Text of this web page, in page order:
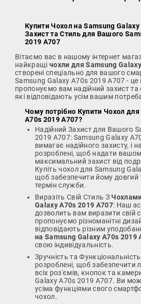
Купити Чохол на Samsung
Захист та Стиль для Вашого
2019 A707
Вітаємо вас в нашому інтернет
найкращі чохли для Samsung
створені спеціально для вашого
Samsung Galaxy A70s 2019 A707 - це
пропонуємо вам надійний захист та
які відповідають усім вашим
Чому потрібно Купити Чохол
A70s 2019 A707?
Надійний Захист для Вашого
2019 A707: Samsung Galaxy
вимагає надійного захисту, і
розроблені, щоб надати
максимальний захист від
Купіть чохол для Samsung
щоб забезпечити йому довгий
термін служби.
Виразіть Свій Стиль З
Galaxy A70s 2019 A707: Наш
дозволить вам виразити свій
пропонуємо різноманітні
відповідають різним
на Samsung Galaxy A70s 2019
свою індивідуальність.
Зручність та
розроблені, щоб забезпечити
всіх роз'ємів, кнопок та
Galaxy A70s 2019 A707. Ви
усіма функціями свого
чохол.